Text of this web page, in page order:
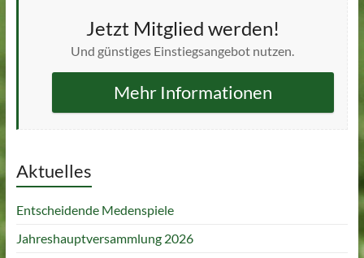
Jetzt Mitglied werden!
Und günstiges Einstiegsangebot nutzen.
Mehr Informationen
Aktuelles
Entscheidende Medenspiele
Jahreshauptversammlung 2026